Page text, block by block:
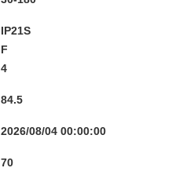
IP21S
F
4
84.5
2026/08/04 00:00:00
70